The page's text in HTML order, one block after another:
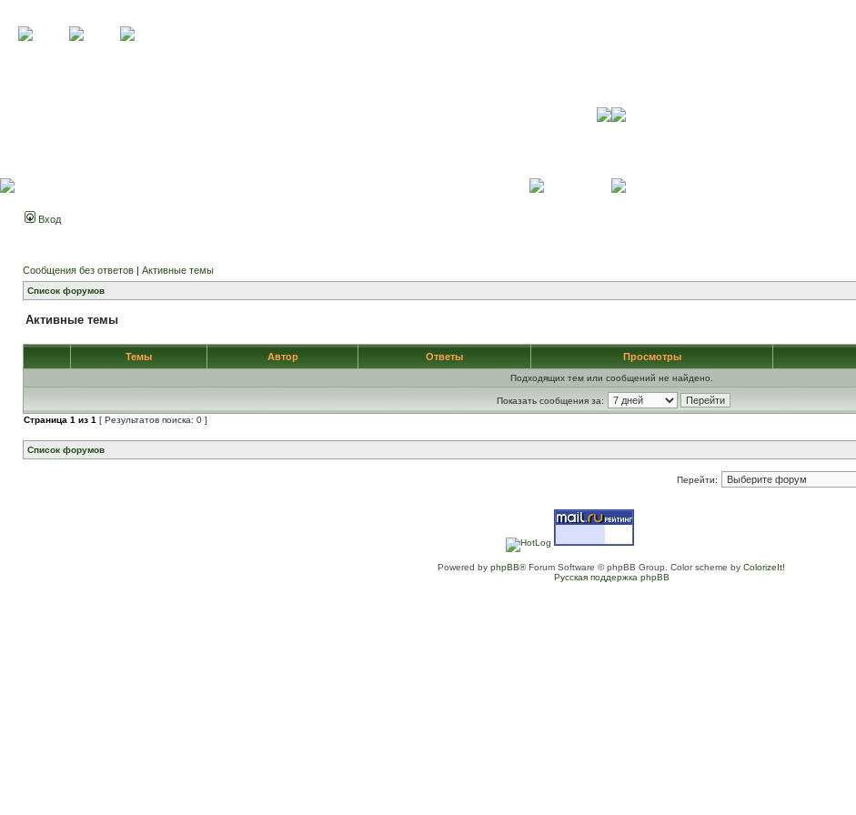
Вход
Сообщения без ответов | Активные темы
Список форумов
Активные темы
Темы Автор Ответы Просмотры
Подходящих тем или сообщений не найдено.
Показать сообщения за:
Страница 1 из 1 [ Результатов поиска: 0 ]
Список форумов
Перейти:
Powered by phpBB® Forum Software © phpBB Group. Color scheme by ColorizeIt!
Русская поддержка phpBB